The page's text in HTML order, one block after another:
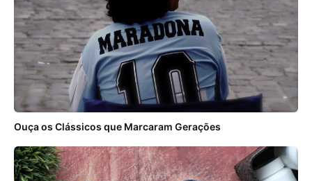
Ouça os Clássicos que Marcaram Gerações